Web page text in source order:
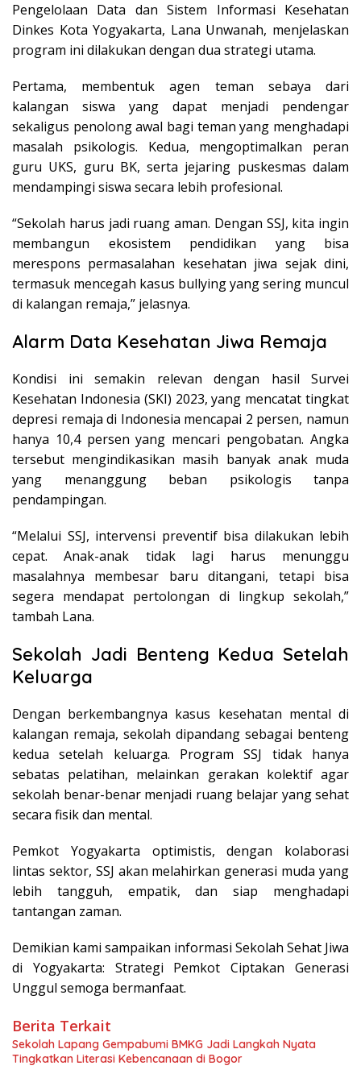
Pengelolaan Data dan Sistem Informasi Kesehatan
Dinkes Kota Yogyakarta, Lana Unwanah, menjelaskan
program ini dilakukan dengan dua strategi utama.
Pertama, membentuk agen teman sebaya dari
kalangan siswa yang dapat menjadi pendengar
sekaligus penolong awal bagi teman yang menghadapi
masalah psikologis. Kedua, mengoptimalkan peran
guru UKS, guru BK, serta jejaring puskesmas dalam
mendampingi siswa secara lebih profesional.
“Sekolah harus jadi ruang aman. Dengan SSJ, kita ingin
membangun ekosistem pendidikan yang bisa
merespons permasalahan kesehatan jiwa sejak dini,
termasuk mencegah kasus bullying yang sering muncul
di kalangan remaja,” jelasnya.
Alarm Data Kesehatan Jiwa Remaja
Kondisi ini semakin relevan dengan hasil Survei
Kesehatan Indonesia (SKI) 2023, yang mencatat tingkat
depresi remaja di Indonesia mencapai 2 persen, namun
hanya 10,4 persen yang mencari pengobatan. Angka
tersebut mengindikasikan masih banyak anak muda
yang menanggung beban psikologis tanpa
pendampingan.
“Melalui SSJ, intervensi preventif bisa dilakukan lebih
cepat. Anak-anak tidak lagi harus menunggu
masalahnya membesar baru ditangani, tetapi bisa
segera mendapat pertolongan di lingkup sekolah,”
tambah Lana.
Sekolah Jadi Benteng Kedua Setelah
Keluarga
Dengan berkembangnya kasus kesehatan mental di
kalangan remaja, sekolah dipandang sebagai benteng
kedua setelah keluarga. Program SSJ tidak hanya
sebatas pelatihan, melainkan gerakan kolektif agar
sekolah benar-benar menjadi ruang belajar yang sehat
secara fisik dan mental.
Pemkot Yogyakarta optimistis, dengan kolaborasi
lintas sektor, SSJ akan melahirkan generasi muda yang
lebih tangguh, empatik, dan siap menghadapi
tantangan zaman.
Demikian kami sampaikan informasi Sekolah Sehat Jiwa
di Yogyakarta: Strategi Pemkot Ciptakan Generasi
Unggul semoga bermanfaat.
Berita Terkait
Sekolah Lapang Gempabumi BMKG Jadi Langkah Nyata
Tingkatkan Literasi Kebencanaan di Bogor